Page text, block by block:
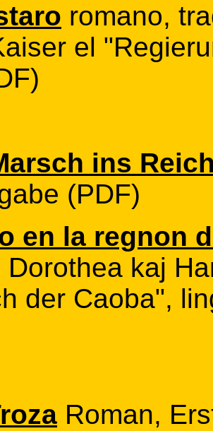
romano,
el
ins
(PDF)
en la regnon
kaj
der Caoba",
Roman,